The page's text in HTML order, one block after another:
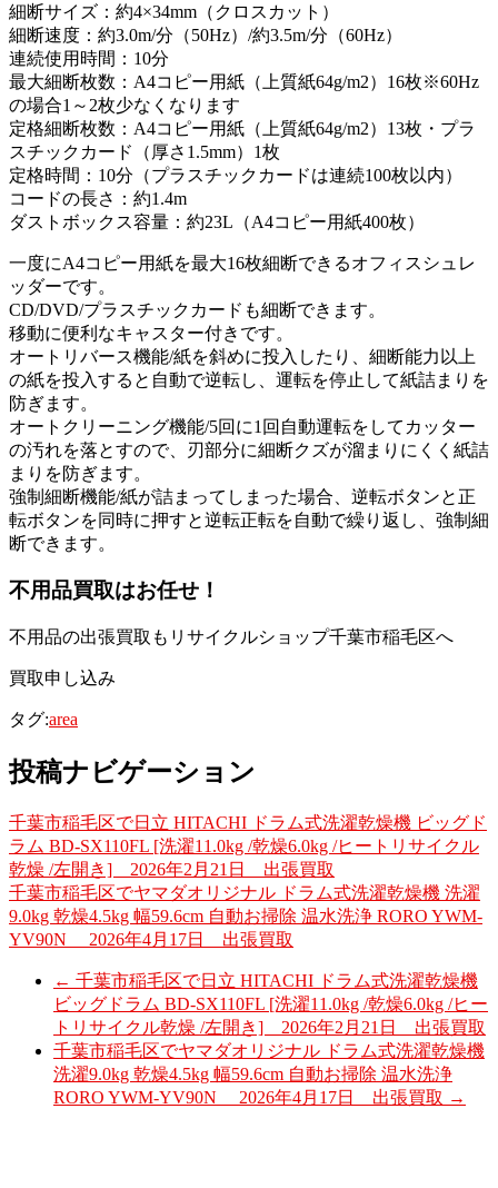
細断サイズ：約4×34mm（クロスカット）
細断速度：約3.0m/分（50Hz）/約3.5m/分（60Hz）
連続使用時間：10分
最大細断枚数：A4コピー用紙（上質紙64g/m2）16枚※60Hz
の場合1～2枚少なくなります
定格細断枚数：A4コピー用紙（上質紙64g/m2）13枚・プラ
スチックカード（厚さ1.5mm）1枚
定格時間：10分（プラスチックカードは連続100枚以内）
コードの長さ：約1.4m
ダストボックス容量：約23L（A4コピー用紙400枚）
一度にA4コピー用紙を最大16枚細断できるオフィスシュレ
ッダーです。
CD/DVD/プラスチックカードも細断できます。
移動に便利なキャスター付きです。
オートリバース機能/紙を斜めに投入したり、細断能力以上
の紙を投入すると自動で逆転し、運転を停止して紙詰まりを
防ぎます。
オートクリーニング機能/5回に1回自動運転をしてカッター
の汚れを落とすので、刃部分に細断クズが溜まりにくく紙詰
まりを防ぎます。
強制細断機能/紙が詰まってしまった場合、逆転ボタンと正
転ボタンを同時に押すと逆転正転を自動で繰り返し、強制細
断できます。
不用品買取はお任せ！
不用品の出張買取もリサイクルショップ千葉市稲毛区へ
買取申し込み
タグ:area
投稿ナビゲーション
千葉市稲毛区で日立 HITACHI ドラム式洗濯乾燥機 ビッグド
ラム BD-SX110FL [洗濯11.0kg /乾燥6.0kg /ヒートリサイクル
乾燥 /左開き] 2026年2月21日 出張買取
千葉市稲毛区でヤマダオリジナル ドラム式洗濯乾燥機 洗濯
9.0kg 乾燥4.5kg 幅59.6cm 自動お掃除 温水洗浄 RORO YWM-
YV90N 2026年4月17日 出張買取
← 千葉市稲毛区で日立 HITACHI ドラム式洗濯乾燥機
ビッグドラム BD-SX110FL [洗濯11.0kg /乾燥6.0kg /ヒー
トリサイクル乾燥 /左開き] 2026年2月21日 出張買取
千葉市稲毛区でヤマダオリジナル ドラム式洗濯乾燥機
洗濯9.0kg 乾燥4.5kg 幅59.6cm 自動お掃除 温水洗浄
RORO YWM-YV90N 2026年4月17日 出張買取 →